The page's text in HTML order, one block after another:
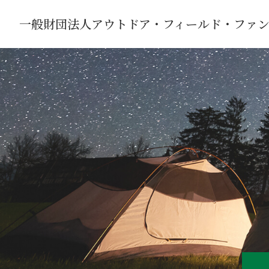
一般財団法人アウトドア・フィールド・ファ